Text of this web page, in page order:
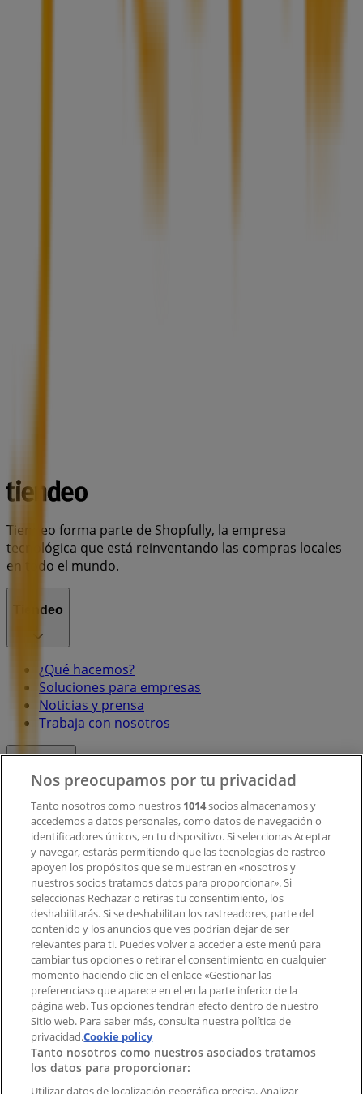
Tiendeo forma parte de Shopfully, la empresa
tecnológica que está reinventando las compras locales
en todo el mundo.
Tiendeo
¿Qué hacemos?
Soluciones para empresas
Noticias y prensa
Trabaja con nosotros
Contacto comercial y de marketing
Tienda mal colocada en el mapa
Notificar un folleto
¿Encontraste un problema en la web o en la
aplicación?
Índices
Marcas
Marcas locales
Negocios
Negocios cercanos
Productos
Nos preocupamos por tu privacidad
Tanto nosotros como nuestros 1014socios almacenamos y
accedemos a datos personales, como datos de navegación o
identificadores únicos, en tu dispositivo. Si seleccionas Aceptar
y navegar, estarás permitiendo que las tecnologías de rastreo
apoyen los propósitos que se muestran en «nosotros y
nuestros socios tratamos datos para proporcionar». Si
seleccionas Rechazar o retiras tu consentimiento, los
deshabilitarás. Si se deshabilitan los rastreadores, parte del
contenido y los anuncios que ves podrían dejar de ser
relevantes para ti. Puedes volver a acceder a este menú para
cambiar tus opciones o retirar el consentimiento en cualquier
momento haciendo clic en el enlace «Gestionar las
preferencias» que aparece en el en la parte inferior de la
página web. Tus opciones tendrán efecto dentro de nuestro
Sitio web. Para saber más, consulta nuestra política de
privacidad.Cookie policy
Tanto nosotros como nuestros asociados tratamos
los datos para proporcionar:
Utilizar datos de localización geográfica precisa. Analizar